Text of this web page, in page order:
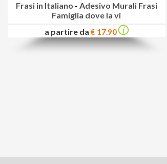
Frasi in Italiano - Adesivo Murali Frasi
Famiglia dove la vi
a partire da € 17.90